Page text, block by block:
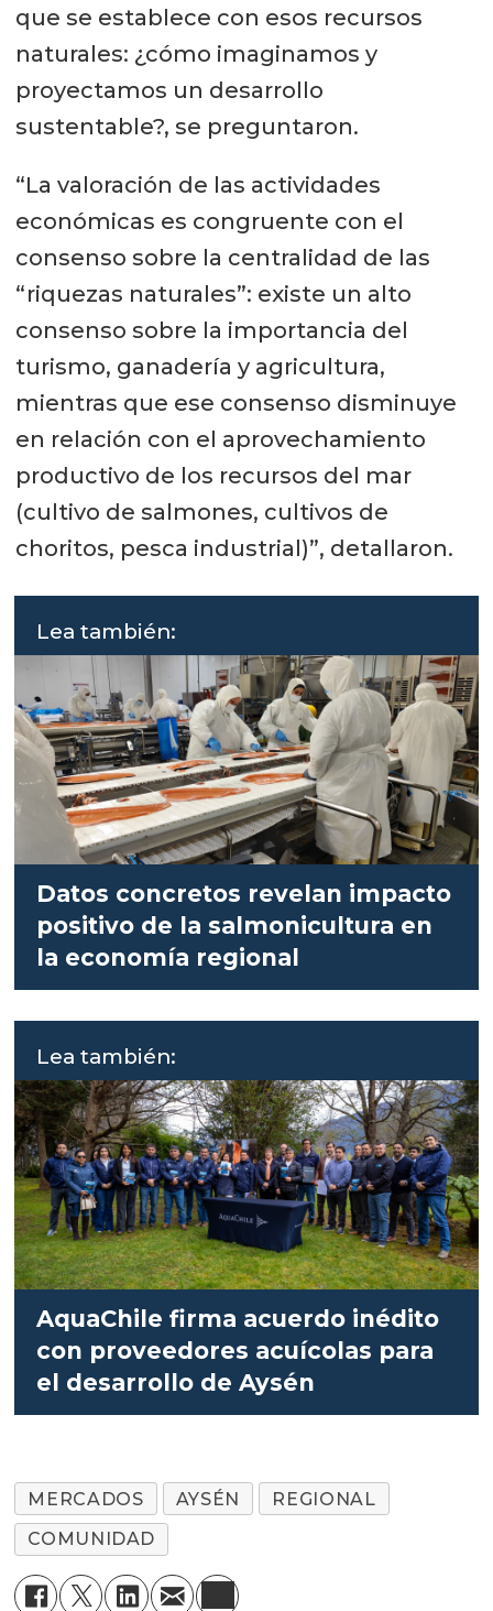
que se establece con esos recursos
naturales: ¿cómo imaginamos y
proyectamos un desarrollo
sustentable?, se preguntaron.
“La valoración de las actividades
económicas es congruente con el
consenso sobre la centralidad de las
“riquezas naturales”: existe un alto
consenso sobre la importancia del
turismo, ganadería y agricultura,
mientras que ese consenso disminuye
en relación con el aprovechamiento
productivo de los recursos del mar
(cultivo de salmones, cultivos de
choritos, pesca industrial)”, detallaron.
Lea también:
Datos concretos revelan impacto
positivo de la salmonicultura en
la economía regional
Lea también:
AquaChile firma acuerdo inédito
con proveedores acuícolas para
el desarrollo de Aysén
MERCADOS AYSÉN
REGIONAL
COMUNIDAD